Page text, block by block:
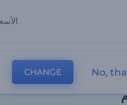
للأفلام
CHANGE No,